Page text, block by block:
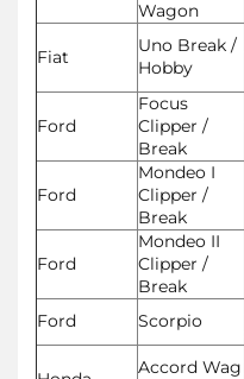
Wagon
Fiat
Uno Break /
Hobby
Ford
Focus
Clipper /
Break
Ford
Mondeo I
Clipper /
Break
Ford
Mondeo II
Clipper /
Break
Ford
Scorpio
Accord Wag